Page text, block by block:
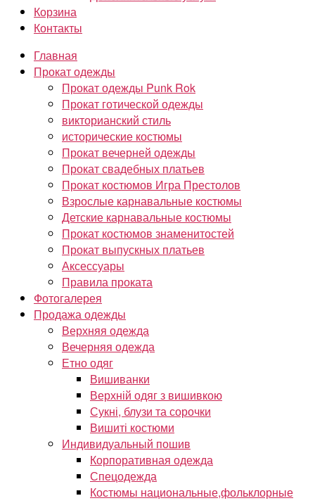
Корзина
Контакты
Главная
Прокат одежды
Прокат одежды Punk Rok
Прокат готической одежды
викторианский стиль
исторические костюмы
Прокат вечерней одежды
Прокат свадебных платьев
Прокат костюмов Игра Престолов
Взрослые карнавальные костюмы
Детские карнавальные костюмы
Прокат костюмов знаменитостей
Прокат выпускных платьев
Аксессуары
Правила проката
Фотогалерея
Продажа одежды
Верхняя одежда
Вечерняя одежда
Етно одяг
Вишиванки
Верхній одяг з вишивкою
Сукні, блузи та сорочки
Вишиті костюми
Индивидуальный пошив
Корпоративная одежда
Спецодежда
Костюмы национальные,фольклорные